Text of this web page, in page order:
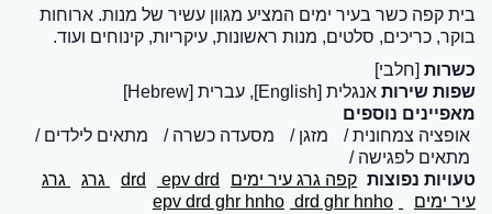
בית קפה כשר בעיר ימים המציע מגוון עשיר של מנות. ארוחות
בוקר, כריכים, סלטים, מנות ראשונות, עיקריות, קינוחים ועוד.
כשרות [חלבי]
שפות שירות אנגלית [English], עברית [Hebrew]
מאפיינים נוספים
אופציה צמחונית
מזגן מסעדה כשרה
מתאים לילדים
מתאים לפגישה
טעויות נפוצות קפה גרג עיר ימים drd epv drd גרג
גרג
עיר ימים
drd ghr hnho